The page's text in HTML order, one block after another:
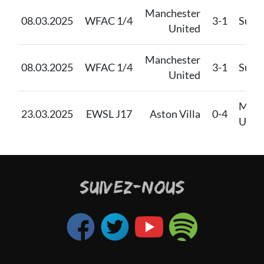
08.03.2025 WFAC 1/4
Manchester
United
3-1
08.03.2025 WFAC 1/4
Manchester
United
3-1
23.03.2025 EWSL J17 Aston Villa 0-4
SUIVEZ-NOUS